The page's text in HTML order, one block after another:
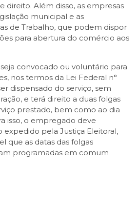
direito. Além disso, as empresas
municipal e as
de Trabalho, que podem dispor
para abertura do comércio aos
convocado ou voluntário para
nos termos da Lei Federal n°
dispensado do serviço, sem
e terá direito a duas folgas
prestado, bem como ao dia
isso, o empregado deve
expedido pela Justiça Eleitoral,
que as datas das folgas
programadas em comum